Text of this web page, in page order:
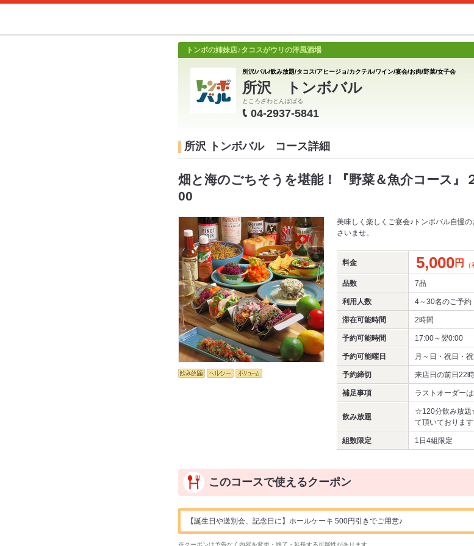
トンボの姉妹店♪タコスがウリの洋風酒場
所沢/バル/飲み放題/タコス/アヒージョ/カクテル/ワイン/宴会/お肉/野菜/女子会
所沢 トンボバル
ところざわとんぼばる
04-2937-5841
所沢 トンボバル コース詳細
畑と海のごちそうを堪能！『野菜＆魚介コース』
00
美味しく楽しくご宴会♪トンボバル自慢
さいませ。
料金 5,000円
品数 7品
利用人数 4～30名のご予約
滞在可能時間 2時間
予約可能時間 17:00～翌0:00
予約可能曜日 月～日・祝日・祝
予約締切 来店日の前日22
補足事項 ラストオーダー
飲み放題
☆120分飲み放題
て頂いております
組数限定 1日4組限定
このコースで使えるクーポン
【誕生日や送別会、記念日に】ホールケーキ 500円引きでご用意♪
※クーポンは予告なく内容を変更・終了・延長する可能性があります。